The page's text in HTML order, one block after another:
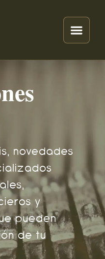
novedades
y
pueden
de tu